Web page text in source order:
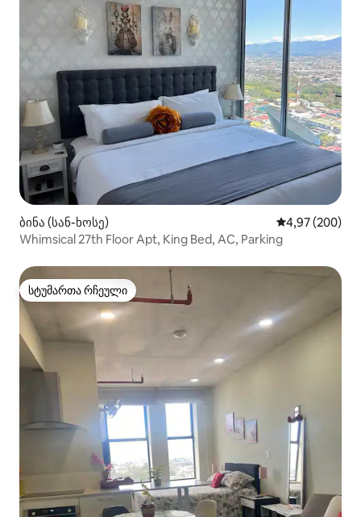
ბინა (სან-ხოსე) საშუალო
4,97 (200)
Whimsical 27th Floor Apt, King Bed, AC, Parking
სტუმართა რჩეული
სტუმართა რჩეული